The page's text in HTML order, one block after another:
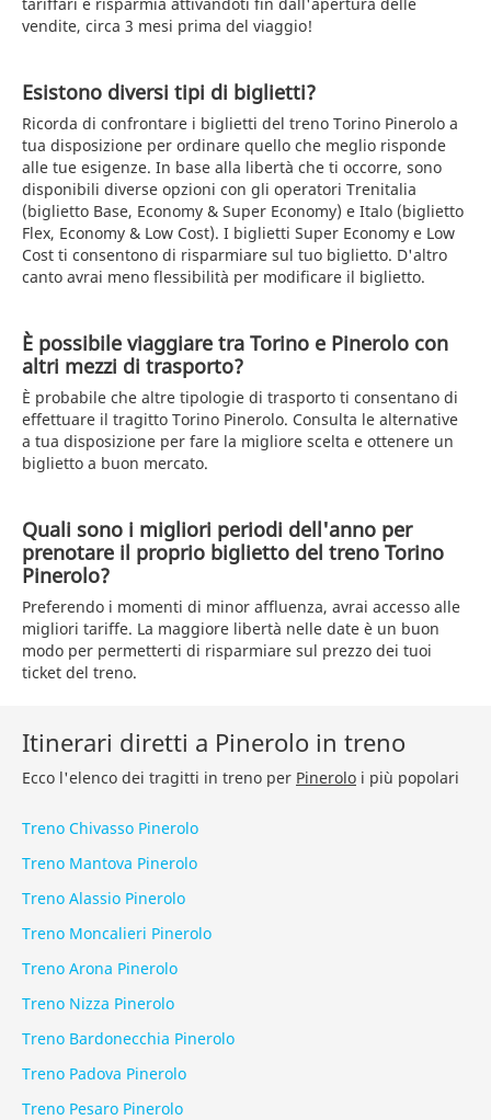
vendite, circa 3 mesi prima del viaggio!
Esistono diversi tipi di biglietti?
Ricorda di confrontare i biglietti del treno Torino Pinerolo a
tua disposizione per ordinare quello che meglio risponde
alle tue esigenze. In base alla libertà che ti occorre, sono
disponibili diverse opzioni con gli operatori Trenitalia
(biglietto Base, Economy & Super Economy) e Italo (biglietto
Flex, Economy & Low Cost). I biglietti Super Economy e Low
Cost ti consentono di risparmiare sul tuo biglietto. D'altro
canto avrai meno flessibilità per modificare il biglietto.
È possibile viaggiare tra Torino e Pinerolo con
altri mezzi di trasporto?
È probabile che altre tipologie di trasporto ti consentano di
effettuare il tragitto Torino Pinerolo. Consulta le alternative
a tua disposizione per fare la migliore scelta e ottenere un
biglietto a buon mercato.
Quali sono i migliori periodi dell'anno per
prenotare il proprio biglietto del treno Torino
Pinerolo?
Preferendo i momenti di minor affluenza, avrai accesso alle
migliori tariffe. La maggiore libertà nelle date è un buon
modo per permetterti di risparmiare sul prezzo dei tuoi
ticket del treno.
Itinerari diretti a Pinerolo in treno
Ecco l'elenco dei tragitti in treno per Pinerolo i più popolari
Treno Chivasso Pinerolo
Treno Mantova Pinerolo
Treno Alassio Pinerolo
Treno Moncalieri Pinerolo
Treno Arona Pinerolo
Treno Nizza Pinerolo
Treno Bardonecchia Pinerolo
Treno Padova Pinerolo
Treno Pesaro Pinerolo